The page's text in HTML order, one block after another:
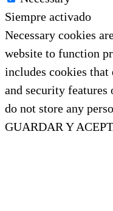
Siempre activado
Necessary cookies
website to function
includes cookies
and security features
do not store any
GUARDAR Y